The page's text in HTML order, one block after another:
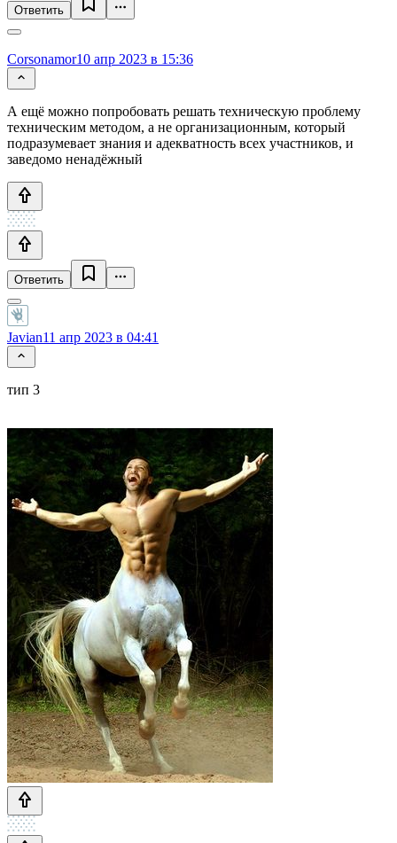
Ответить
Corsonamor10 апр 2023 в 15:36
А ещё можно попробовать решать техническую проблему
техническим методом, а не организационным, который
подразумевает знания и адекватность всех участников, и
заведомо ненадёжный
Ответить
Javian11 апр 2023 в 04:41
тип 3